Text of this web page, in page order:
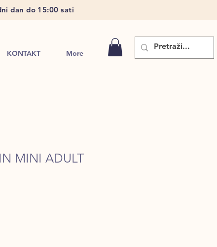
dan do 15:00 sati
KONTAKT More
MINI ADULT